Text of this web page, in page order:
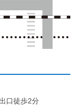
口徒歩2分